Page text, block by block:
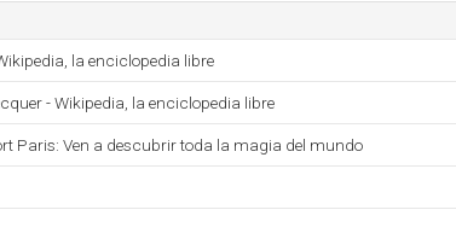
la enciclopedia libre
- Wikipedia, la enciclopedia libre
Paris: Ven a descubrir toda la magia del mundo